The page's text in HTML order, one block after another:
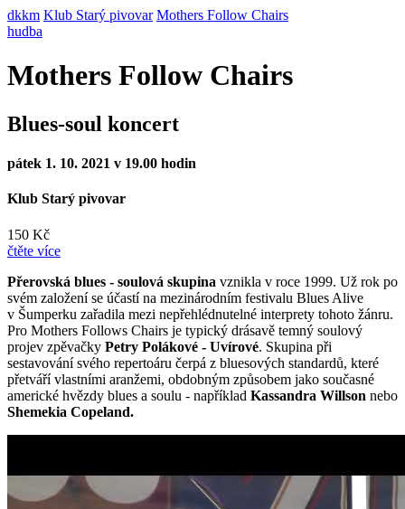
dkkm Klub Starý pivovar Mothers Follow Chairs
hudba
Mothers Follow Chairs
Blues-soul koncert
pátek 1. 10. 2021 v 19.00 hodin
Klub Starý pivovar
150 Kč
čtěte více
Přerovská blues - soulová skupina vznikla v roce 1999. Už rok po
svém založení se účastí na mezinárodním festivalu Blues Alive
v Šumperku zařadila mezi nepřehlédnutelné interprety tohoto žánru.
Pro Mothers Follows Chairs je typický drásavě temný soulový
projev zpěvačky Petry Polákové - Uvírové. Skupina při
sestavování svého repertoáru čerpá z bluesových standardů, které
přetváří vlastními aranžemi, obdobným způsobem jako současné
americké hvězdy blues a soulu - například Kassandra Willson nebo
Shemekia Copeland.